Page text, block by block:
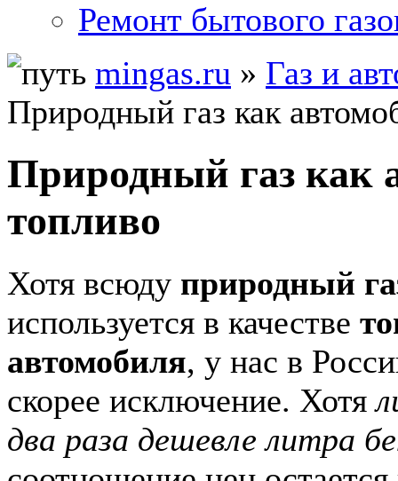
Ремонт бытового
mingas.ru » Газ и
Природный газ как
Природный газ как
топливо
Хотя всюду природный
используется в качестве
автомобиля, у нас в
скорее исключение. Хотя
два раза дешевле литра